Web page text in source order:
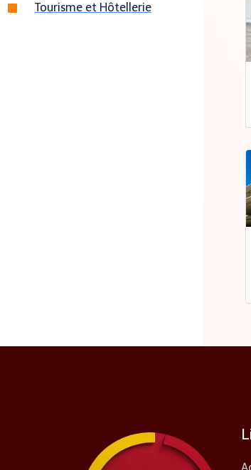
Tourisme et Hôtellerie